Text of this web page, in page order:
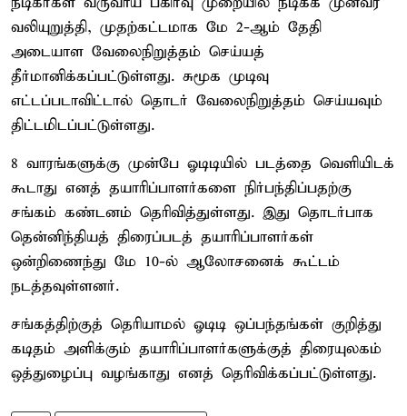
வலியுறுத்தி, முதற்கட்டமாக மே 2-ஆம் தேதி
அடையாள வேலைநிறுத்தம் செய்யத்
தீர்மானிக்கப்பட்டுள்ளது. சுமூக முடிவு
எட்டப்படாவிட்டால் தொடர் வேலைநிறுத்தம் செய்யவும்
திட்டமிடப்பட்டுள்ளது.
8 வாரங்களுக்கு முன்பே ஓடிடியில் படத்தை வெளியிடக்
கூடாது எனத் தயாரிப்பாளர்களை நிர்பந்திப்பதற்கு
சங்கம் கண்டனம் தெரிவித்துள்ளது. இது தொடர்பாக
தென்னிந்தியத் திரைப்படத் தயாரிப்பாளர்கள்
ஒன்றிணைந்து மே 10-ல் ஆலோசனைக் கூட்டம்
நடத்தவுள்ளனர்.
சங்கத்திற்குத் தெரியாமல் ஓடிடி ஒப்பந்தங்கள் குறித்து
கடிதம் அளிக்கும் தயாரிப்பாளர்களுக்குத் திரையுலகம்
ஒத்துழைப்பு வழங்காது எனத் தெரிவிக்கப்பட்டுள்ளது.